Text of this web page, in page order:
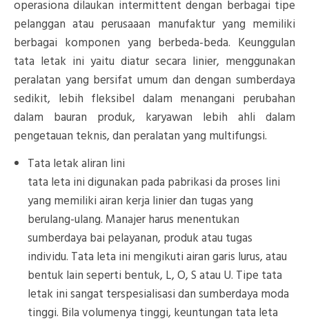
operasiona dilaukan intermittent dengan berbagai tipe
pelanggan atau perusaaan manufaktur yang memiliki
berbagai komponen yang berbeda-beda. Keunggulan
tata letak ini yaitu diatur secara linier, menggunakan
peralatan yang bersifat umum dan dengan sumberdaya
sedikit, lebih fleksibel dalam menangani perubahan
dalam bauran produk, karyawan lebih ahli dalam
pengetauan teknis, dan peralatan yang multifungsi.
Tata letak aliran lini
tata leta ini digunakan pada pabrikasi da proses lini
yang memiliki airan kerja linier dan tugas yang
berulang-ulang. Manajer harus menentukan
sumberdaya bai pelayanan, produk atau tugas
individu. Tata leta ini mengikuti airan garis lurus, atau
bentuk lain seperti bentuk, L, O, S atau U. Tipe tata
letak ini sangat terspesialisasi dan sumberdaya moda
tinggi. Bila volumenya tinggi, keuntungan tata leta